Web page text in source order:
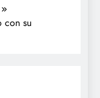
con su